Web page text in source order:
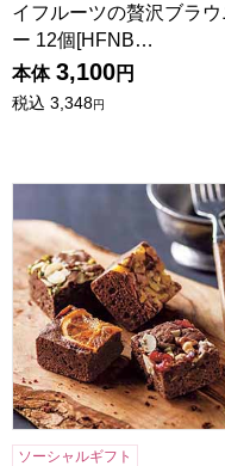
イフルーツの贅沢ブラウ
ー 12個[HFNB…
本体 3,100円
税込 3,348円
ホシフルーツ ナッツと
ソーシャルギフト